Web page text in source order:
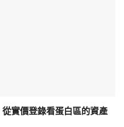
實價登錄看蛋白區的資產